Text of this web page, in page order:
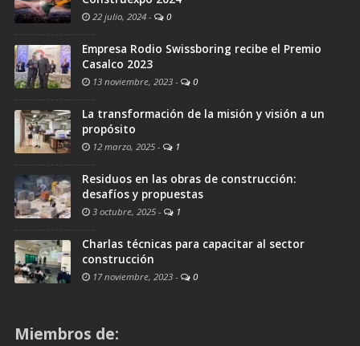
22 julio, 2024 - 0
Empresa Rodio Swissboring recibe el Premio
Casalco 2023
13 noviembre, 2023 - 0
La transformación de la misión y visión a un
propósito
12 marzo, 2025 - 1
Residuos en las obras de construcción:
desafíos y propuestas
3 octubre, 2025 - 1
Charlas técnicas para capacitar al sector
construcción
17 noviembre, 2023 - 0
Miembros de: